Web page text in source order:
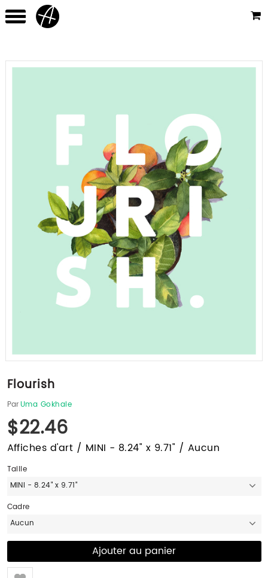
Flourish
ParUma Gokhale
$22.46
Affiches d'art / MINI - 8.24" x 9.71" / Aucun
Taille
MINI - 8.24" x 9.71"
Cadre
Aucun
Like